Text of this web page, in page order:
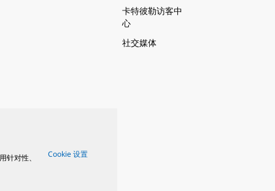
卡特彼勒访客中
心
社交媒体
针对性、 Cookie 设置